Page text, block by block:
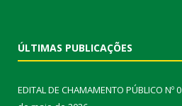
ÚLTIMAS PUBLICAÇÕES
EDITAL DE CHAMAMENTO PÚBLICO